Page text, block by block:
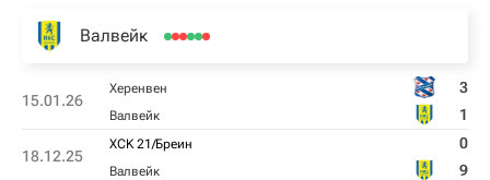
Валвейк
15.01.26
Херенвен 3
Валвейк 1
18.12.25
ХСK 21/Бреин 0
Валвейк 9